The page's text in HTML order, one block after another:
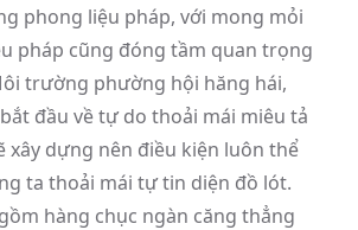
phong liệu pháp, với mong mỏi
pháp cũng đóng tầm quan trọng
trường phường hội hăng hái,
đầu về tự do thoải mái miêu tả
xây dựng nên điều kiện luôn thể
ta thoải mái tự tin diện đồ lót.
hàng chục ngàn căng thẳng